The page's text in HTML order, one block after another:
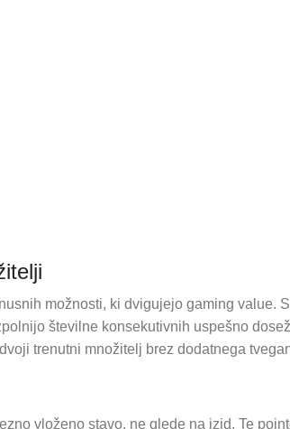
možnosti, ki dvigujejo gaming value.
številne konsekutivnih uspešno
trenutni množitelj brez dodatnega
vloženo stavo, ne glede na izid. Te